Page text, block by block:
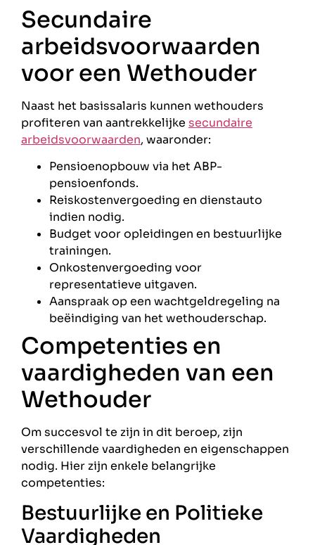
Secundaire
arbeidsvoorwaarden
voor een Wethouder
Naast het basissalaris kunnen wethouders
profiteren van aantrekkelijke secundaire
arbeidsvoorwaarden, waaronder:
Pensioenopbouw via het ABP-
pensioenfonds.
Reiskostenvergoeding en dienstauto
indien nodig.
Budget voor opleidingen en bestuurlijke
trainingen.
Onkostenvergoeding voor
representatieve uitgaven.
Aanspraak op een wachtgeldregeling na
beëindiging van het wethouderschap.
Competenties en
vaardigheden van een
Wethouder
Om succesvol te zijn in dit beroep, zijn
verschillende vaardigheden en eigenschappen
nodig. Hier zijn enkele belangrijke
competenties:
Bestuurlijke en Politieke
Vaardigheden